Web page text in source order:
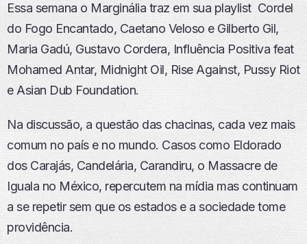
Essa semana o Marginália traz em sua playlist Cordel
do Fogo Encantado, Caetano Veloso e Gilberto Gil,
Maria Gadú, Gustavo Cordera, Influência Positiva feat
Mohamed Antar, Midnight Oil, Rise Against, Pussy Riot
e Asian Dub Foundation.
Na discussão, a questão das chacinas, cada vez mais
comum no país e no mundo. Casos como Eldorado
dos Carajás, Candelária, Carandiru, o Massacre de
Iguala no México, repercutem na mídia mas continuam
a se repetir sem que os estados e a sociedade tome
providência.